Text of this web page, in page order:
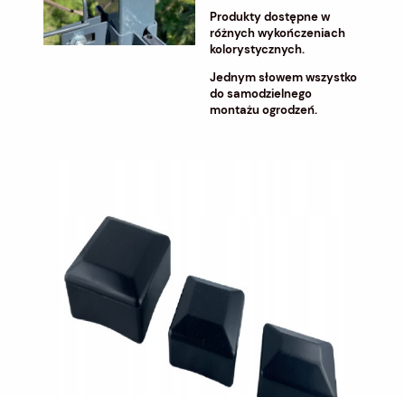
Produkty dostępne w
różnych wykończeniach
kolorystycznych.
Jednym słowem wszystko
do samodzielnego
montażu ogrodzeń.